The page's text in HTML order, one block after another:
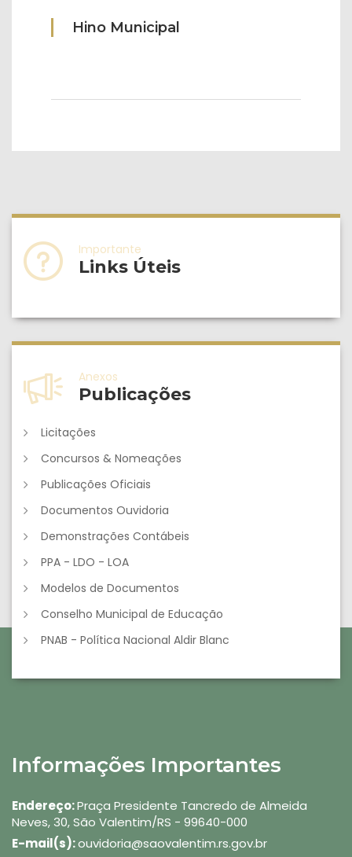
Hino Municipal
Importante
Links Úteis
Anexos
Publicações
Licitações
Concursos & Nomeações
Publicações Oficiais
Documentos Ouvidoria
Demonstrações Contábeis
PPA - LDO - LOA
Modelos de Documentos
Conselho Municipal de Educação
PNAB - Política Nacional Aldir Blanc
Informações Importantes
Endereço:Praça Presidente Tancredo de Almeida
Neves, 30, São Valentim/RS - 99640-000
E-mail(s):ouvidoria@saovalentim.rs.gov.br